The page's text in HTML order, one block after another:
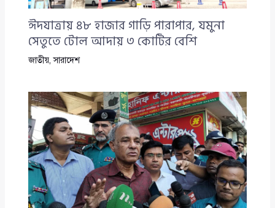
ঈদযাত্রায় ৪৮ হাজার গাড়ি পারাপার, যমুনা
সেতুতে টোল আদায় ৩ কোটির বেশি
জাতীয়,সারাদেশ